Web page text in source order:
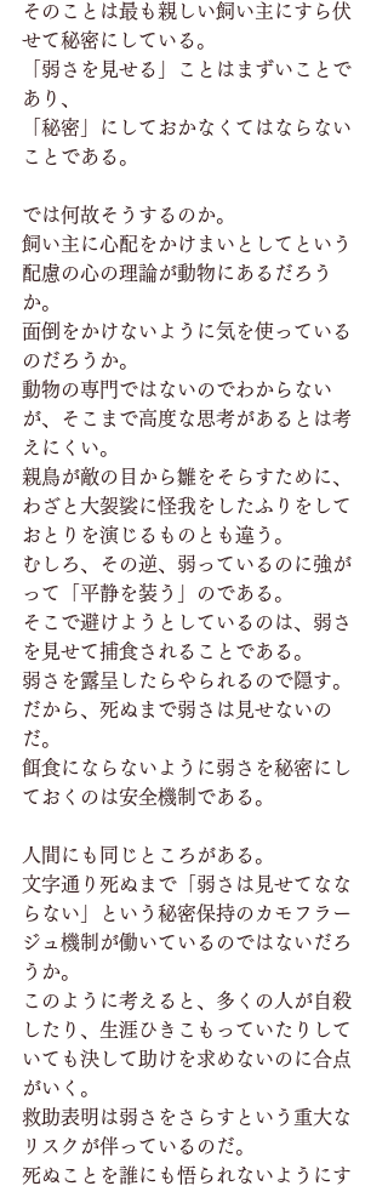
そのことは最も親しい飼い主にすら伏
せて秘密にしている。
「弱さを見せる」ことはまずいことで
あり、
「秘密」にしておかなくてはならない
ことである。
では何故そうするのか。
飼い主に心配をかけまいとしてという
配慮の心の理論が動物にあるだろう
か。
面倒をかけないように気を使っている
のだろうか。
動物の専門ではないのでわからない
が、そこまで高度な思考があるとは考
えにくい。
親鳥が敵の目から雛をそらすために、
わざと大袈裟に怪我をしたふりをして
おとりを演じるものとも違う。
むしろ、その逆、弱っているのに強が
って「平静を装う」のである。
そこで避けようとしているのは、弱さ
を見せて捕食されることである。
弱さを露呈したらやられるので隠す。
だから、死ぬまで弱さは見せないの
だ。
餌食にならないように弱さを秘密にし
ておくのは安全機制である。
人間にも同じところがある。
文字通り死ぬまで「弱さは見せてなな
らない」という秘密保持のカモフラー
ジュ機制が働いているのではないだろ
うか。
このように考えると、多くの人が自殺
したり、生涯ひきこもっていたりして
いても決して助けを求めないのに合点
がいく。
救助表明は弱さをさらすという重大な
リスクが伴っているのだ。
死ぬことを誰にも悟られないようにす